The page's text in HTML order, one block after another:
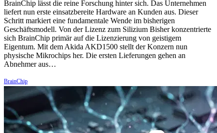
BrainChip lässt die reine Forschung hinter sich. Das Unternehmen
liefert nun erste einsatzbereite Hardware an Kunden aus. Dieser
Schritt markiert eine fundamentale Wende im bisherigen
Geschäftsmodell. Von der Lizenz zum Silizium Bisher konzentrierte
sich BrainChip primär auf die Lizenzierung von geistigem
Eigentum. Mit dem Akida AKD1500 stellt der Konzern nun
physische Mikrochips her. Die ersten Lieferungen gehen an
Abnehmer aus…
BrainChip